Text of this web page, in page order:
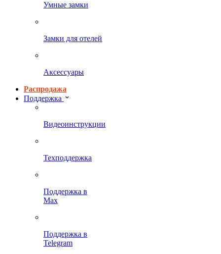
Умные замки
Замки для отелей
Аксессуары
Распродажа
Поддержка
Видеоинструкции
Техподдержка
Поддержка в
Max
Поддержка в
Telegram